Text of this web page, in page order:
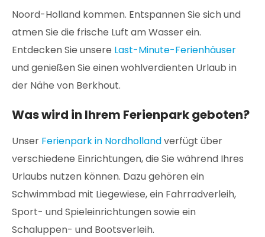
Noord-Holland kommen. Entspannen Sie sich und
atmen Sie die frische Luft am Wasser ein.
Entdecken Sie unsere Last-Minute-Ferienhäuser
und genießen Sie einen wohlverdienten Urlaub in
der Nähe von Berkhout.
Was wird in Ihrem Ferienpark geboten?
Unser Ferienpark in Nordhollandverfügt über
verschiedene Einrichtungen, die Sie während Ihres
Urlaubs nutzen können. Dazu gehören ein
Schwimmbad mit Liegewiese, ein Fahrradverleih,
Sport- und Spieleinrichtungen sowie ein
Schaluppen- und Bootsverleih.